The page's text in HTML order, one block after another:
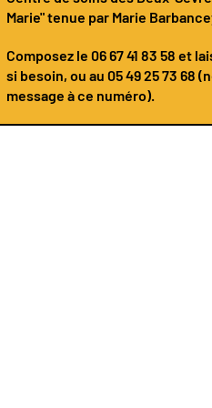
Marie" tenue par Marie
Composez le 06 67 41 83 58 et
si besoin, ou au 05 49 25 73 68
message à ce numéro).